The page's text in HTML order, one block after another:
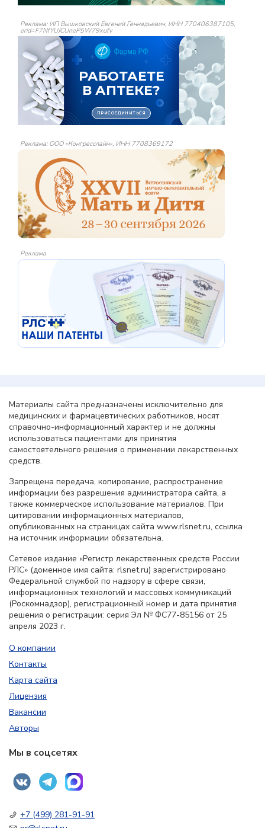
Реклама: ИП Вышковский Евгений Геннадьевич, ИНН 770406387105,
erid=F7NfYUJCUneP5W79xufv
Реклама: ООО «Конгресслайн», ИНН 7708369172
Реклама
Материалы сайта предназначены исключительно для
медицинских и фармацевтических работников, носят
справочно-информационный характер и не должны
использоваться пациентами для принятия
самостоятельного решения о применении лекарственных
средств.
Запрещена передача, копирование, распространение
информации без разрешения администратора сайта, а
также коммерческое использование материалов. При
цитировании информационных материалов,
опубликованных на страницах сайта www.rlsnet.ru, ссылка
на источник информации обязательна.
Сетевое издание «Регистр лекарственных средств России
РЛС» (доменное имя сайта: rlsnet.ru) зарегистрировано
Федеральной службой по надзору в сфере связи,
информационных технологий и массовых коммуникаций
(Роскомнадзор), регистрационный номер и дата принятия
решения о регистрации: серия Эл № ФС77-85156 от 25
апреля 2023 г.
О компании
Контакты
Карта сайта
Лицензия
Вакансии
Авторы
Мы в соцсетях
+7 (499) 281-91-91